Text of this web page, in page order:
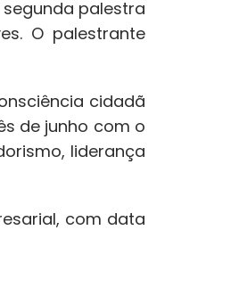
palestra
O palestrante
cidadã
de junho com o
liderança
com data